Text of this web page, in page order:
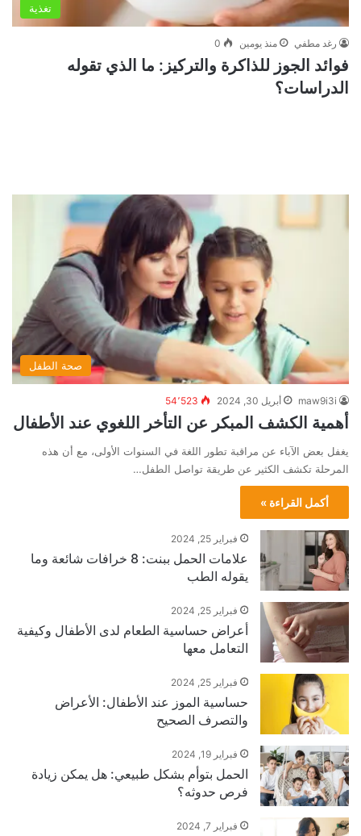
تغذية
رغد مطفي منذ يومين 0
فوائد الجوز للذاكرة والتركيز: ما الذي تقوله
الدراسات؟
صحة الطفل
maw9i3i أبريل 30, 2024 54٬523
أهمية الكشف المبكر عن التأخر اللغوي عند الأطفال
يغفل بعض الآباء عن مراقبة تطور اللغة في السنوات الأولى، مع أن هذه
المرحلة تكشف الكثير عن طريقة تواصل الطفل…
أكمل القراءة »
فبراير 25, 2024
علامات الحمل ببنت: 8 خرافات شائعة وما
يقوله الطب
فبراير 25, 2024
أعراض حساسية الطعام لدى الأطفال وكيفية
التعامل معها
فبراير 25, 2024
حساسية الموز عند الأطفال: الأعراض
والتصرف الصحيح
فبراير 19, 2024
الحمل بتوأم بشكل طبيعي: هل يمكن زيادة
فرص حدوثه؟
فبراير 7, 2024